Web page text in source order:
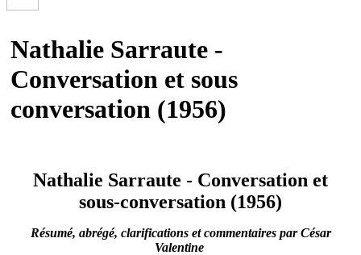
Nathalie Sarraute -
Conversation et sous
conversation (1956)
Nathalie Sarraute - Conversation et
sous-conversation (1956)
Résumé, abrégé, clarifications et commentaires par César
Valentine